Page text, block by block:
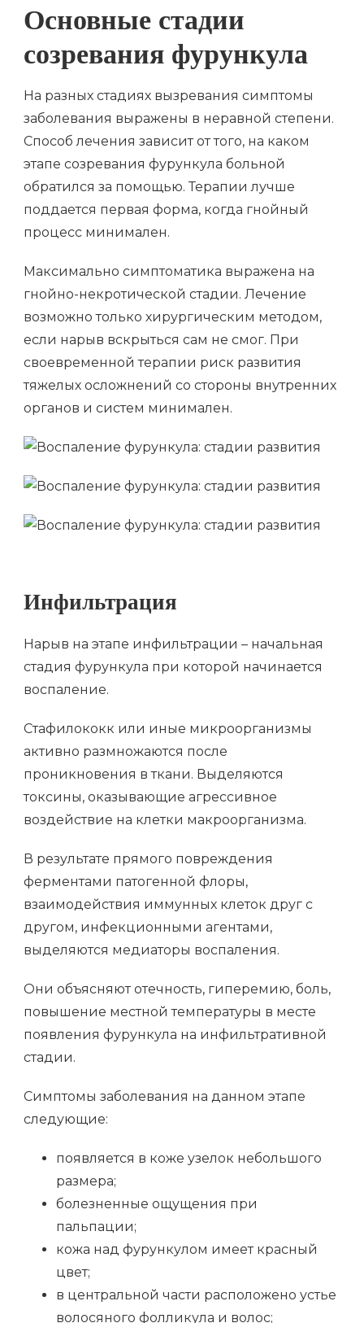
Основные стадии
созревания фурункула
На разных стадиях вызревания симптомы
заболевания выражены в неравной степени.
Способ лечения зависит от того, на каком
этапе созревания фурункула больной
обратился за помощью. Терапии лучше
поддается первая форма, когда гнойный
процесс минимален.
Максимально симптоматика выражена на
гнойно-некротической стадии. Лечение
возможно только хирургическим методом,
если нарыв вскрыться сам не смог. При
своевременной терапии риск развития
тяжелых осложнений со стороны внутренних
органов и систем минимален.
Инфильтрация
Нарыв на этапе инфильтрации – начальная
стадия фурункула при которой начинается
воспаление.
Стафилококк или иные микроорганизмы
активно размножаются после
проникновения в ткани. Выделяются
токсины, оказывающие агрессивное
воздействие на клетки макроорганизма.
В результате прямого повреждения
ферментами патогенной флоры,
взаимодействия иммунных клеток друг с
другом, инфекционными агентами,
выделяются медиаторы воспаления.
Они объясняют отечность, гиперемию, боль,
повышение местной температуры в месте
появления фурункула на инфильтративной
стадии.
Симптомы заболевания на данном этапе
следующие:
появляется в коже узелок небольшого
размера;
болезненные ощущения при
пальпации;
кожа над фурункулом имеет красный
цвет;
в центральной части расположено устье
волосяного фолликула и волос;